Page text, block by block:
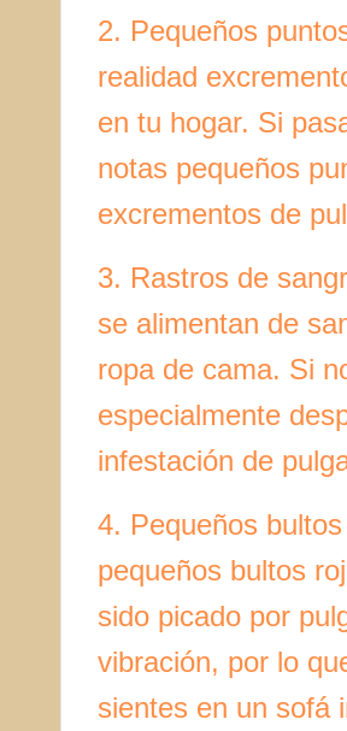
2. Pequeños
realidad
en tu hogar. Si
notas pequeños
excrementos de
3. Rastros de
se alimentan de
ropa de cama. Si
especialmente
infestación de
4. Pequeños
pequeños bultos
sido picado por
vibración, por lo
sientes en un sofá